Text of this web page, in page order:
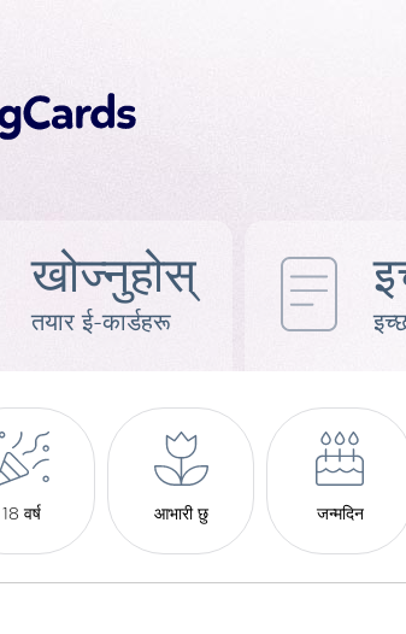
खोज्नुहोस्
तयार ई-कार्डहरू
18 वर्ष आभारी छु जन्मदिन